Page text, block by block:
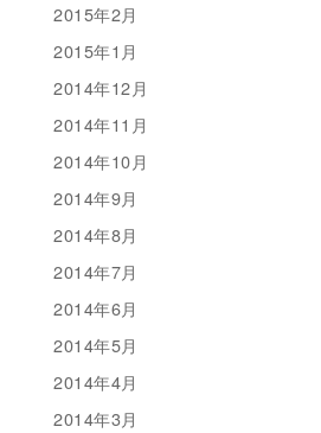
2015年2月
2015年1月
2014年12月
2014年11月
2014年10月
2014年9月
2014年8月
2014年7月
2014年6月
2014年5月
2014年4月
2014年3月